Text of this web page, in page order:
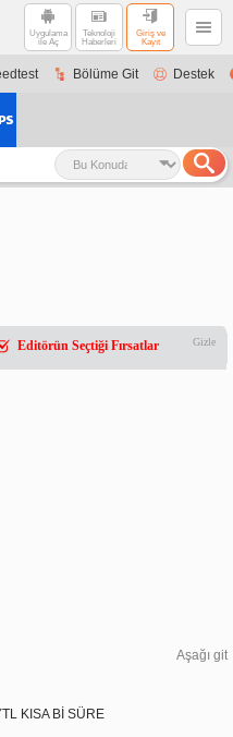
Uygulama
ile Aç
Teknoloji
Haberleri
Giriş ve
Kayıt
Bölüme Git Destek
Editörün Seçtiği Fırsatlar Gizle
Aşağı git
KISA Bİ SÜRE